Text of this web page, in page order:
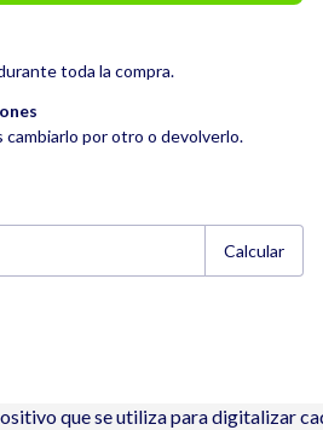
toda la compra.
cambiarlo por otro o devolverlo.
Calcular
que se utiliza para digitalizar